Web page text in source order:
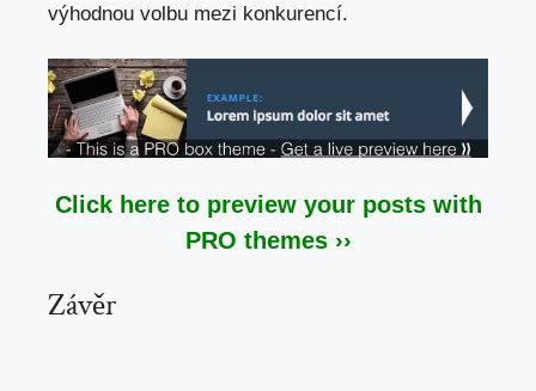
výhodnou volbu mezi konkurencí.
Click here to preview your posts with
PRO themes ››
Závěr